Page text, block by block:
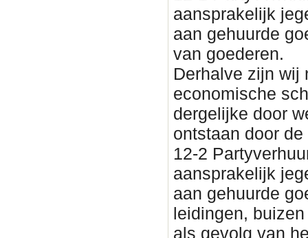
aansprakelijk
aan gehuurde
van goederen.
Derhalve zijn wij
economische
dergelijke door
ontstaan door
12-2
aansprakelijk
aan gehuurde
leidingen,
als gevolg van